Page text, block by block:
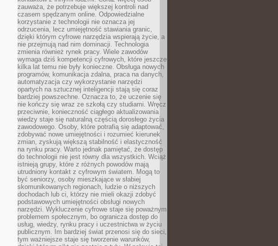
zauważa, że potrzebuje większej kontroli nad
czasem spędzanym online. Odpowiedzialne
korzystanie z technologii nie oznacza jej
odrzucenia, lecz umiejętność stawiania granic,
dzięki którym cyfrowe narzędzia wspierają życie, a
nie przejmują nad nim dominacji. Technologia
zmienia również rynek pracy. Wiele zawodów
wymaga dziś kompetencji cyfrowych, które jeszcze
kilka lat temu nie były konieczne. Obsługa nowych
programów, komunikacja zdalna, praca na danych,
automatyzacja czy wykorzystanie narzędzi
opartych na sztucznej inteligencji stają się coraz
bardziej powszechne. Oznacza to, że uczenie się
nie kończy się wraz ze szkołą czy studiami. Wręcz
przeciwnie, konieczność ciągłego aktualizowania
wiedzy staje się naturalną częścią dorosłego życia
zawodowego. Osoby, które potrafią się adaptować,
zdobywać nowe umiejętności i rozumieć kierunek
zmian, zyskują większą stabilność i elastyczność
na rynku pracy. Warto jednak pamiętać, że dostęp
do technologii nie jest równy dla wszystkich. Wciąż
istnieją grupy, które z różnych powodów mają
utrudniony kontakt z cyfrowym światem. Mogą to
być seniorzy, osoby mieszkające w słabiej
skomunikowanych regionach, ludzie o niższych
dochodach lub ci, którzy nie mieli okazji zdobyć
podstawowych umiejętności obsługi nowych
narzędzi. Wykluczenie cyfrowe staje się poważnym
problemem społecznym, bo ogranicza dostęp do
usług, wiedzy, rynku pracy i uczestnictwa w życiu
publicznym. Im bardziej świat przenosi się do sieci,
tym ważniejsze staje się tworzenie warunków,